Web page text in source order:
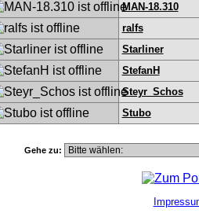
MAN-18.310
ralfs
Starliner
StefanH
Steyr_Schos
Stubo
Gehe zu: